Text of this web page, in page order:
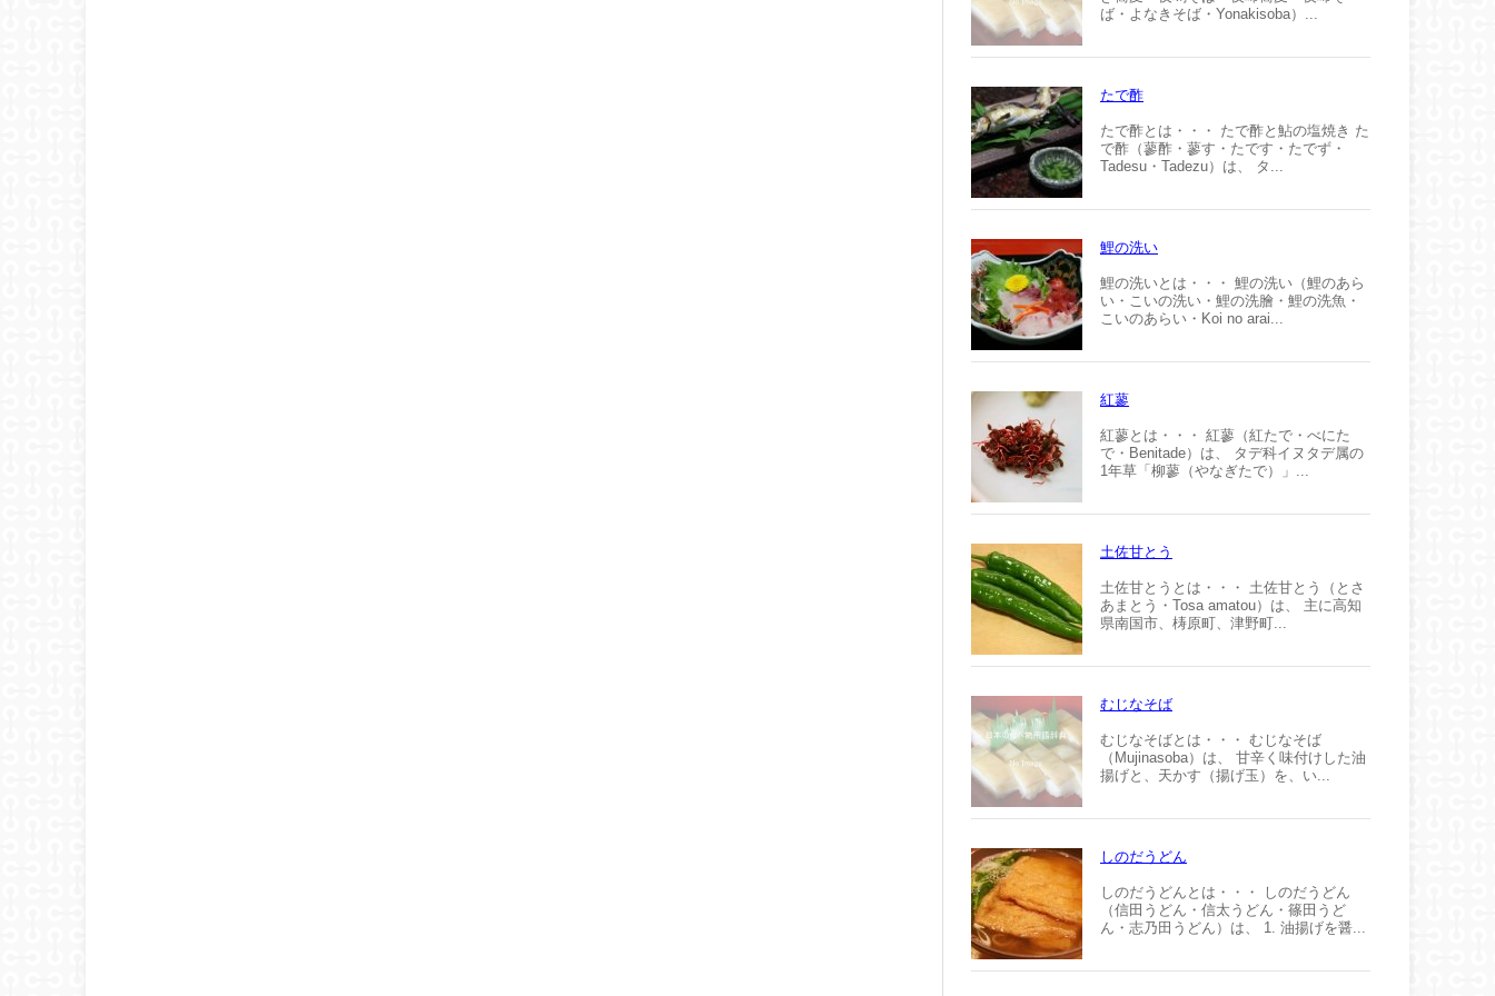
ば・よなきそば・Yonakisoba）...
たで酢
たで酢とは・・・ たで酢と鮎の塩焼き た
で酢（蓼酢・蓼す・たです・たでず・
Tadesu・Tadezu）は、 タ...
鯉の洗い
鯉の洗いとは・・・ 鯉の洗い（鯉のあら
い・こいの洗い・鯉の洗膾・鯉の洗魚・
こいのあらい・Koi no arai...
紅蓼
紅蓼とは・・・ 紅蓼（紅たで・べにた
で・Benitade）は、 タデ科イヌタデ属の
1年草「柳蓼（やなぎたで）」...
土佐甘とう
土佐甘とうとは・・・ 土佐甘とう（とさ
あまとう・Tosa amatou）は、 主に高知
県南国市、梼原町、津野町...
むじなそば
むじなそばとは・・・ むじなそば
（Mujinasoba）は、 甘辛く味付けした油
揚げと、天かす（揚げ玉）を、い...
しのだうどん
しのだうどんとは・・・ しのだうどん
（信田うどん・信太うどん・篠田うど
ん・志乃田うどん）は、 1. 油揚げを醤...